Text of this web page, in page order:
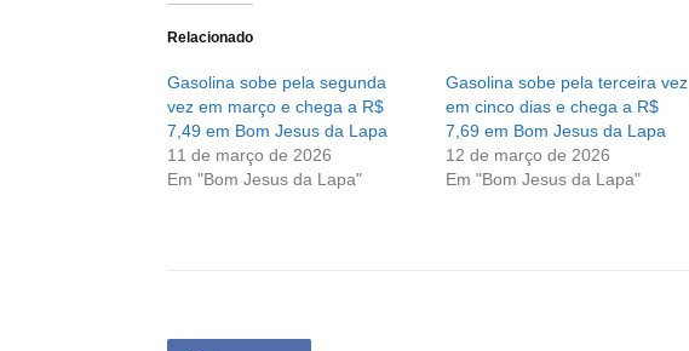
Relacionado
Gasolina sobe pela segunda
vez em março e chega a R$
7,49 em Bom Jesus da Lapa
11 de março de 2026
Em "Bom Jesus da Lapa"
Gasolina sobe pela terceira vez
em cinco dias e chega a R$
7,69 em Bom Jesus da Lapa
12 de março de 2026
Em "Bom Jesus da Lapa"